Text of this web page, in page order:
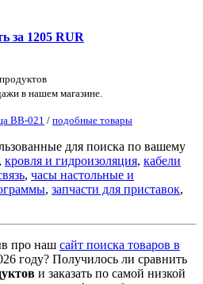
за 1205 RUR
в нашем магазине.
ВВ-021 / подобные товары
для поиска по вашему
, кровля и гидроизоляция, кабели
, часы настольные и
, запчасти для приставок,
про наш сайт поиска товаров в
году? Получилось ли сравнить
и заказать по самой низкой